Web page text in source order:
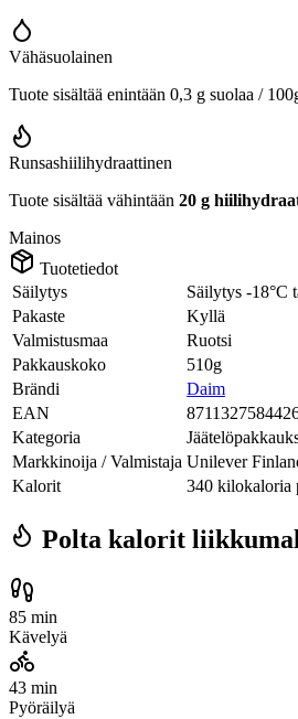
Vähäsuolainen
Tuote sisältää enintään 0,3 g suolaa /
Runsashiilihydraattinen
Tuote sisältää vähintään 20 g
Mainos
Tuotetiedot
Säilytys
Säilytys -18°C
Pakaste
Kyllä
Valmistusmaa
Ruotsi
Pakkauskoko
510g
Brändi
Daim
EAN
Kategoria
Markkinoija / Valmistaja Unilever
Kalorit
340 kilokaloria
Polta kalorit
85 min
Kävelyä
43 min
Pyöräilyä